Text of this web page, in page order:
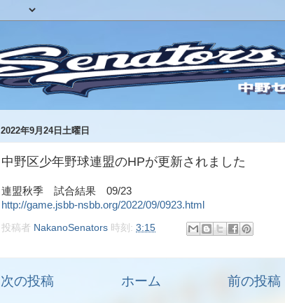
2022年9月24日土曜日
中野区少年野球連盟のHPが更新されました
連盟秋季 試合結果 09/23
http://game.jsbb-nsbb.org/2022/09/0923.html
投稿者 NakanoSenators 時刻: 3:15
次の投稿 前の投稿
ホーム